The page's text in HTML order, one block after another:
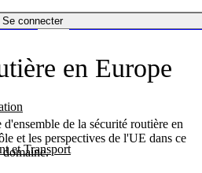
Se connecter
et Transport
en Europe
de la sécurité routière en
et les perspectives de l'UE dans ce
domaine.